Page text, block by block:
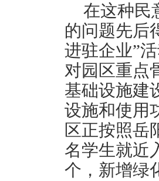
在这种民
的问题先后
进驻企业”
对园区重点
基础设施建
设施和使用
区正按照岳
名学生就近
个，新增绿